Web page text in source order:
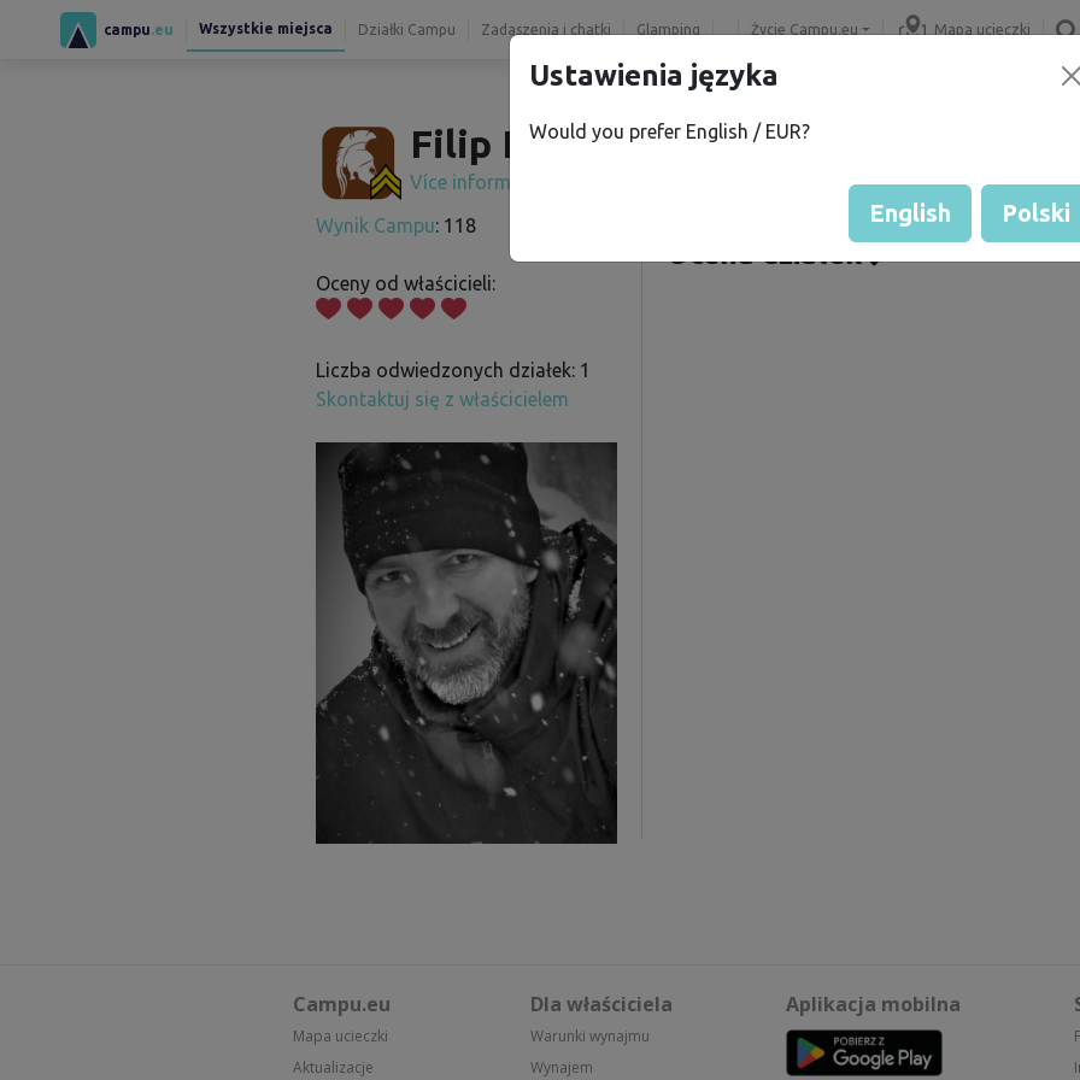
campu .eu Wszystkie miejsca Działki Campu Zadaszenia i chatki Glamping Życie Campu.eu Mapa ucieczki
Filip L.
Více informací
Wynik Campu: 118
Oceny od właścicieli:
Liczba odwiedzonych działek: 1
Skontaktuj się z właścicielem
Ocena gościa przez
Ocena działek
Campu.eu
Mapa ucieczki
Aktualizacje
Dla właściciela
Warunki wynajmu
Wynajem
Aplikacja mobilna
Ustawienia języka
Would you prefer English / EUR?
English Polski